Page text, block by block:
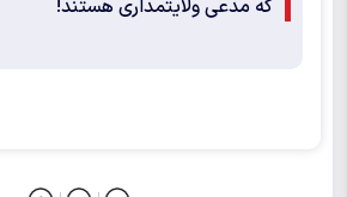
که مدعی ولایتمداری هستند!